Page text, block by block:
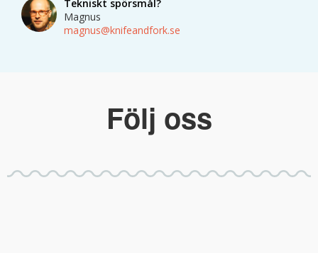
Tekniskt spörsmål?
Magnus
magnus@knifeandfork.se
Följ oss